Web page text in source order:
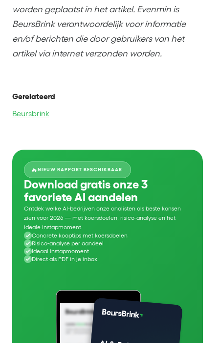
worden geplaatst in het artikel. Evenmin is
BeursBrink verantwoordelijk voor informatie
en/of berichten die door gebruikers van het
artikel via internet verzonden worden.
Gerelateerd
Beursbrink
🔥NIEUW RAPPORT BESCHIKBAAR
Download gratis onze 3
favoriete AI aandelen
Ontdek welke AI-bedrijven onze analisten als beste kansen
zien voor 2026 — met koersdoelen, risico-analyse en het
ideale instapmoment.
Concrete kooptips met koersdoelen
Risico-analyse per aandeel
Ideaal instapmoment
Direct als PDF in je inbox